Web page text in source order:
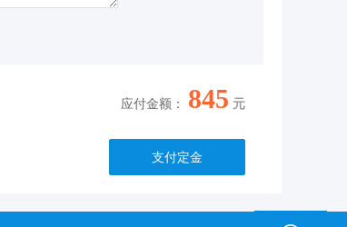
应付金额： 845 元
支付定金